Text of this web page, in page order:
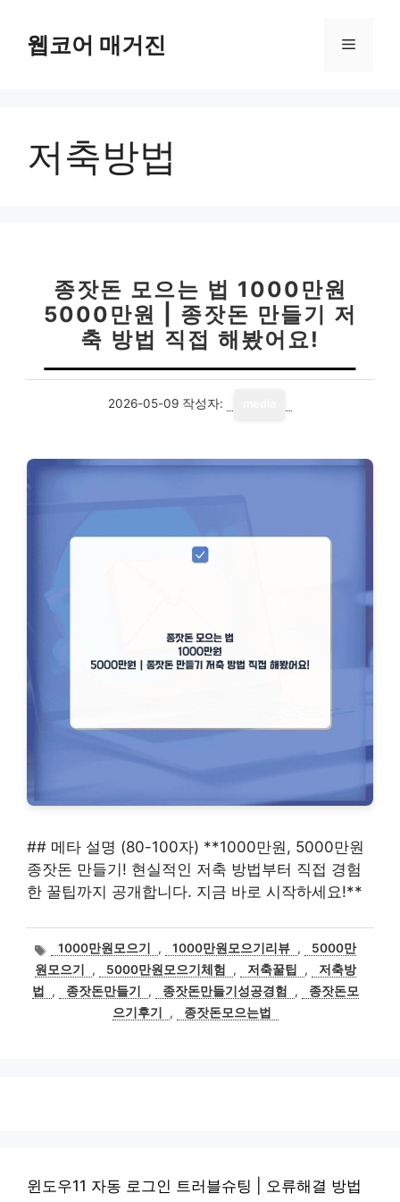
웹코어 매거진 메
저축방법
종잣돈 모으는 법 1000만원
5000만원 | 종잣돈 만들기 저
축 방법 직접 해봤어요!
2026-05-09 작성자:
## 메타 설명 (80-100자) **1000만원, 5000만원
종잣돈 만들기! 현실적인 저축 방법부터 직접 경험
한 꿀팁까지 공개합니다. 지금 바로 시작하세요!**
태
그
1000만원모으기 , 1000만원모으기리뷰 ,
5000만
원모으기
, 5000만원모으기체험 , 저축꿀팁 ,
저축방
법
, 종잣돈만들기 , 종잣돈만들기성공경험 ,
종잣돈모
으기후기
, 종잣돈모으는법
윈도우11 자동 로그인 트러블슈팅 | 오류해결 방법